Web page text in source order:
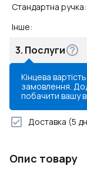
Стандартна ручка:
Інше:
3. Послуги
Кінцева
замовлення.
побачити вашу
Доставка (5
Опис товару